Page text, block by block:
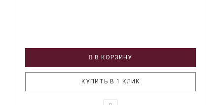
В КОРЗИНУ
КУПИТЬ В 1 КЛИК